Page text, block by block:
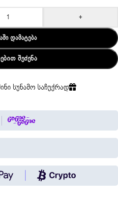
+
ᲓᲐᲛᲐᲢᲔᲑᲐ
ᲨᲔᲫᲔᲜᲐ
სუნამო საჩუქრად